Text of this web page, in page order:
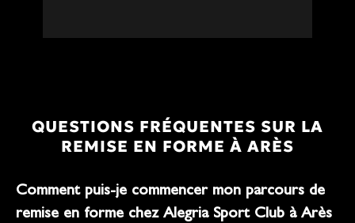
QUESTIONS FRÉQUENTES SUR LA
REMISE EN FORME À ARÈS
Comment puis-je commencer mon parcours de
remise en forme chez Alegria Sport Club à Arès